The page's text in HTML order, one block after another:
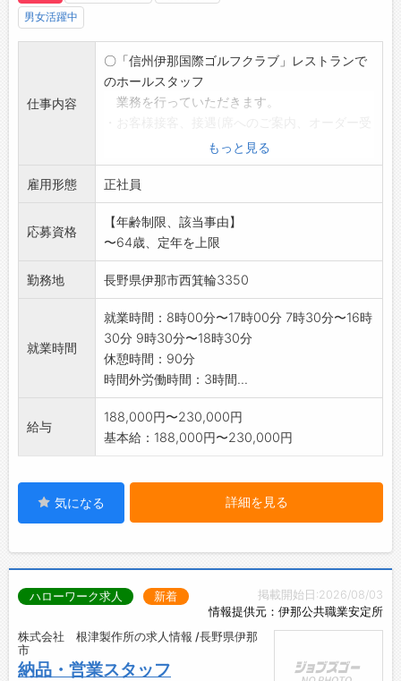
男女活躍中
仕事内容
〇「信州伊那国際ゴルフクラブ」レストランで
のホールスタッフ
業務を行っていただきます。
片づけ等)
*変更範囲:フロント業務・マスター室
もっと見る
雇用形態 正社員
応募資格
【年齢制限、該当事由】
〜64歳、定年を上限
勤務地 長野県伊那市西箕輪3350
就業時間
就業時間：8時00分〜17時00分 7時30分〜16時
30分 9時30分〜18時30分
休憩時間：90分
時間外労働時間：3時間...
給与
188,000円〜230,000円
基本給：188,000円〜230,000円
気になる 詳細を見る
掲載開始日:2026/08/03
情報提供元：伊那公共職業安定所
ハローワーク求人 新着
株式会社 根津製作所の求人情報 /長野県伊那
市
納品・営業スタッフ